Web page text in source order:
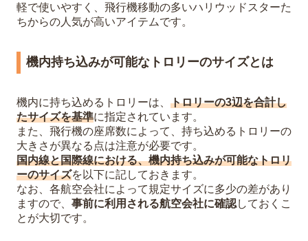
軽で使いやすく、飛行機移動の多いハリウッドスターた
ちからの人気が高いアイテムです。
機内持ち込みが可能なトロリーのサイズとは
機内に持ち込めるトロリーは、 トロリーの3辺を合計し
たサイズを基準に指定されています。
また、飛行機の座席数によって、持ち込めるトロリーの
大きさが異なる点は注意が必要です。
国内線と国際線における、機内持ち込みが可能なトロリ
ーのサイズを以下に記しておきます。
なお、各航空会社によって規定サイズに多少の差があり
ますので、 事前に利用される航空会社に確認しておくこ
とが大切です。